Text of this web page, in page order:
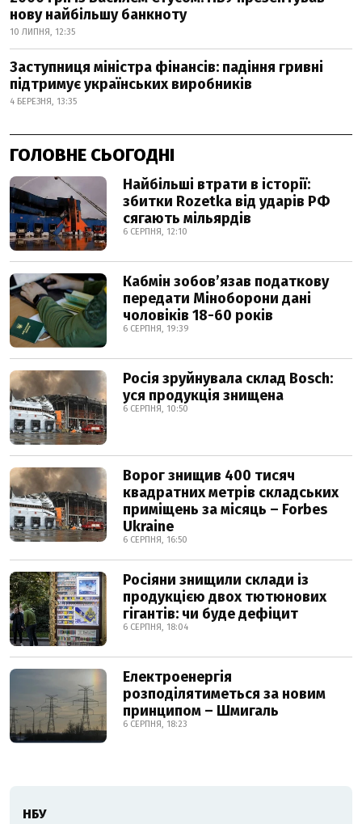
нову найбільшу банкноту
10 ЛИПНЯ, 12:35
Заступниця міністра фінансів: падіння гривні
підтримує українських виробників
4 БЕРЕЗНЯ, 13:35
ГОЛОВНЕ СЬОГОДНІ
Найбільші втрати в історії:
збитки Rozetka від ударів РФ
сягають мільярдів
6 СЕРПНЯ, 12:10
Кабмін зобовʼязав податкову
передати Міноборони дані
чоловіків 18-60 років
6 СЕРПНЯ, 19:39
Росія зруйнувала склад Bosch:
уся продукція знищена
6 СЕРПНЯ, 10:50
Ворог знищив 400 тисяч
квадратних метрів складських
приміщень за місяць – Forbes
Ukraine
6 СЕРПНЯ, 16:50
Росіяни знищили склади із
продукцією двох тютюнових
гігантів: чи буде дефіцит
6 СЕРПНЯ, 18:04
Електроенергія
розподілятиметься за новим
принципом – Шмигаль
6 СЕРПНЯ, 18:23
НБУ